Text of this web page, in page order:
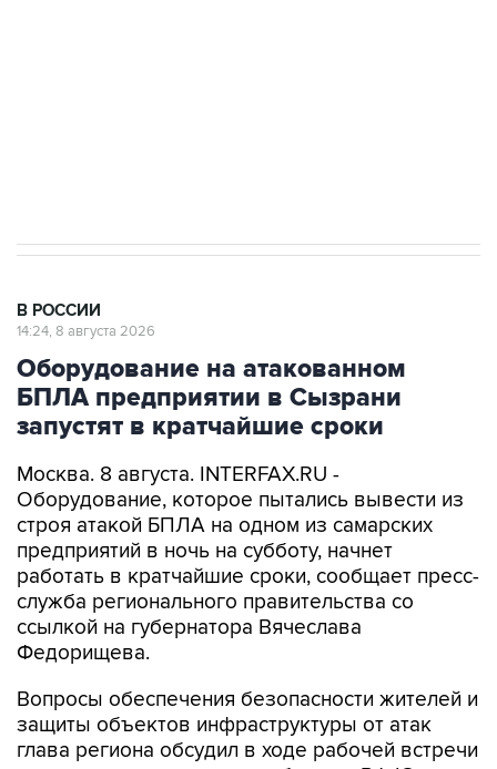
Оборудование на атакованном
БПЛА предприятии в Сызрани
запустят в кратчайшие сроки
Москва. 8 августа. INTERFAX.RU -
строя атакой БПЛА на одном из самарских
предприятий в ночь на субботу, начнет
работать в кратчайшие сроки, сообщает пресс-
служба регионального правительства со
ссылкой на губернатора Вячеслава
Федорищева.
Вопросы обеспечения безопасности жителей и
глава региона обсудил в ходе рабочей встречи
с заместителем министра обороны РФ Юнус-
Беком Евкуровым.